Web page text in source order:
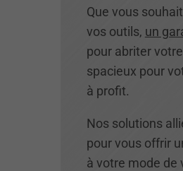
Que vous
vos outils, un
pour abriter
spacieux pour
à profit.
Nos solutions
pour vous offrir
à votre mode de